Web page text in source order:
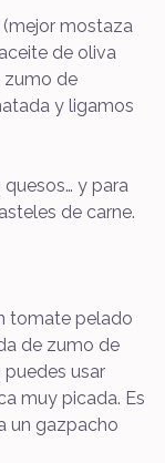
mostaza
de oliva
zumo de
y ligamos
y para
de carne.
tomate pelado
de zumo de
usar
muy picada. Es
un gazpacho